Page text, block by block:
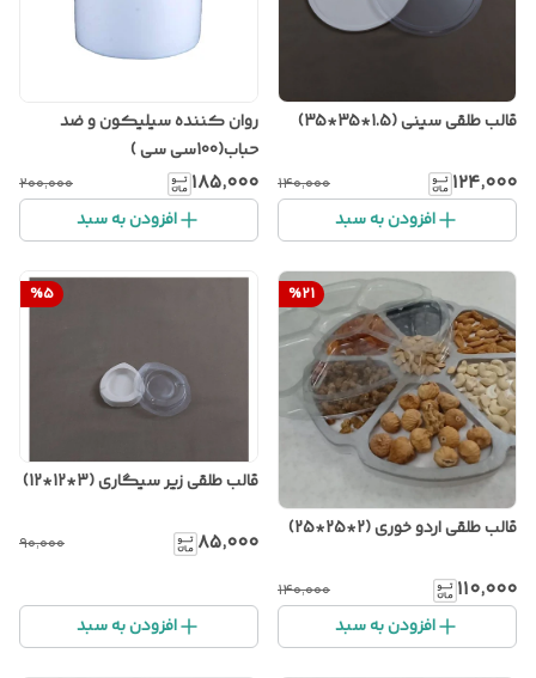
قالب طلقی سینی (1.5*35*35)
۱۲۴٬۰۰۰ ۱۴۰٬۰۰۰
افزودن به سبد
روان کننده سیلیکون و ضد
حباب(100سی سی )
۱۸۵٬۰۰۰ ۲۰۰٬۰۰۰
افزودن به سبد
%21
قالب طلقی اردو خوری (2*25*25)
۱۱۰٬۰۰۰ ۱۴۰٬۰۰۰
افزودن به سبد
%5
قالب طلقی زیر سیگاری (3*12*12)
۸۵٬۰۰۰ ۹۰٬۰۰۰
افزودن به سبد